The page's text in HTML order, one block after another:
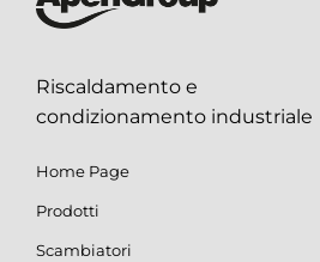
Riscaldamento e
condizionamento industriale
Home Page
Prodotti
Scambiatori